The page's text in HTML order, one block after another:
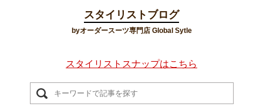
スタイリストブログ
byオーダースーツ専門店 Global Sytle
スタイリストスナップはこちら